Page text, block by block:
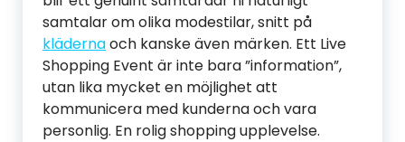
samtalar om olika modestilar, snitt på
klädernaoch kanske även märken. Ett Live
Shopping Event är inte bara ”information”,
utan lika mycket en möjlighet att
kommunicera med kunderna och vara
personlig. En rolig shopping upplevelse.